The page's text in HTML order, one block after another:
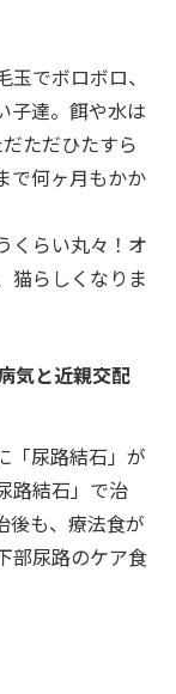
でボロボロ、
子達。餌や水は
ただひたすら
で何ヶ月もかか
くらい丸々！オ
猫らしくなりま
気と近親交配
「尿路結石」が
路結石」で治
後も、療法食が
部尿路のケア食